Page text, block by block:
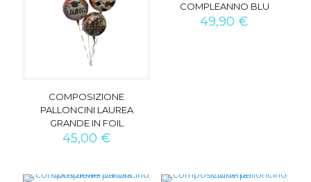
COMPOSIZIONE
PALLONCINI LAUREA
GRANDE IN FOIL
45,00 €
COMPLEANNO BLU
49,90€